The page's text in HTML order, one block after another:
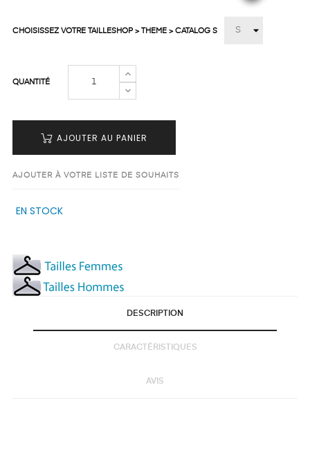
CHOISISSEZ VOTRE TAILLESHOP > THEME > CATALOG S
QUANTITÉ
AJOUTER AU PANIER
AJOUTER À VOTRE LISTE DE SOUHAITS
EN STOCK
DESCRIPTION
CARACTÉRISTIQUES
AVIS